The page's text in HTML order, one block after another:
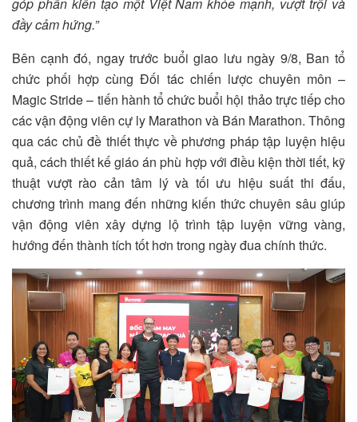
đầy cảm hứng.”
Bên cạnh đó, ngay trước buổi giao lưu ngày 9/8, Ban tổ
chức phối hợp cùng Đối tác chiến lược chuyên môn –
Magic Stride – tiến hành tổ chức buổi hội thảo trực tiếp cho
các vận động viên cự ly Marathon và Bán Marathon. Thông
qua các chủ đề thiết thực về phương pháp tập luyện hiệu
quả, cách thiết kế giáo án phù hợp với điều kiện thời tiết, kỹ
thuật vượt rào cản tâm lý và tối ưu hiệu suất thi đấu,
chương trình mang đến những kiến thức chuyên sâu giúp
vận động viên xây dựng lộ trình tập luyện vững vàng,
hướng đến thành tích tốt hơn trong ngày đua chính thức.